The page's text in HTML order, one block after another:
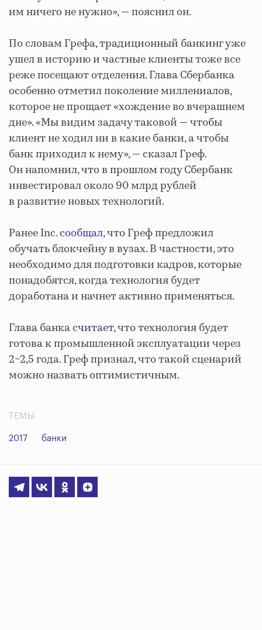
им ничего не нужно», — пояснил он.
По словам Грефа, традиционный банкинг уже
ушел в историю и частные клиенты тоже все
реже посещают отделения. Глава Сбербанка
особенно отметил поколение миллениалов,
которое не прощает «хождение во вчерашнем
дне». «Мы видим задачу таковой — чтобы
клиент не ходил ни в какие банки, а чтобы
банк приходил к нему», — сказал Греф.
Он напомнил, что в прошлом году Сбербанк
инвестировал около 90 млрд рублей
в развитие новых технологий.
Ранее Inc.сообщал, что Греф предложил
обучать блокчейну в вузах. В частности, это
необходимо для подготовки кадров, которые
понадобятся, когда технология будет
доработана и начнет активно применяться.
Глава банкасчитает, что технология будет
готова к промышленной эксплуатации через
2−2,5 года. Греф признал, что такой сценарий
можно назвать оптимистичным.
ТЕМЫ
2017 банки